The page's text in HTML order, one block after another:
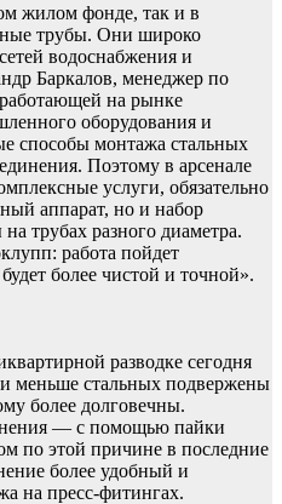
жилом фонде, так и в
трубы. Они широко
водоснабжения и
Баркалов, менеджер по
на рынке
оборудования и
способы монтажа стальных
Поэтому в арсенале
услуги, обязательно
аппарат, но и набор
трубах разного диаметра.
работа пойдет
более чистой и точной».
разводке сегодня
меньше стальных подвержены
более долговечны.
— с помощью пайки
по этой причине в последние
более удобный и
на пресс-фитингах.